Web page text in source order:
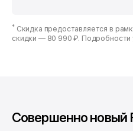
* Скидка предоставляется в
скидки — 80 990 ₽. Подробности
Cовершенно новый